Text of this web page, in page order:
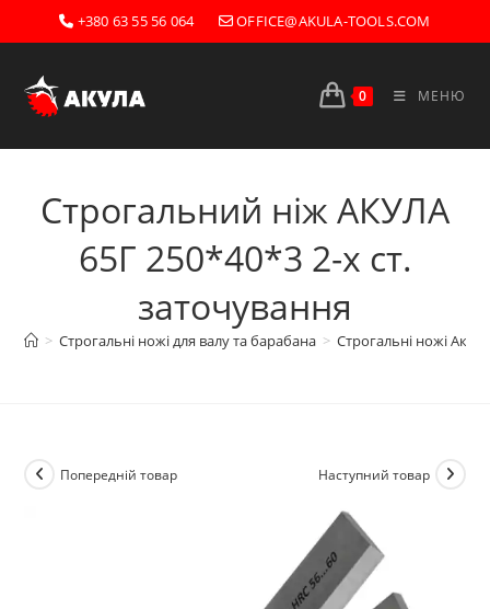
Перейти
до
+380 63 55 56 064 OFFICE@AKULA-TOOLS.COM
0 МЕНЮ
Строгальний ніж АКУЛА
65Г 250*40*3 2-х ст.
заточування
> Строгальні ножі для валу та барабана > Строгальні ножі
Попередній товар Наступний товар